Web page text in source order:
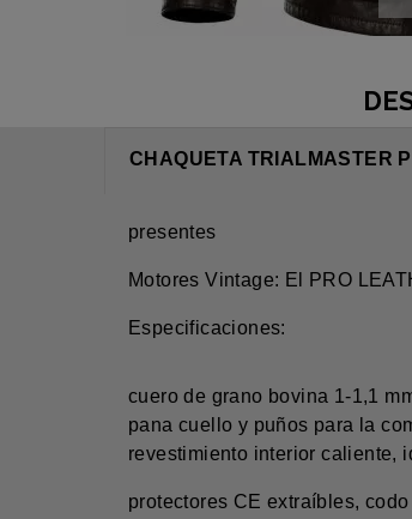
CHAQUETA TRIALMASTER
presentes
Motores Vintage: El PRO
Especificaciones:
cuero de grano bovina 1-1,1
pana cuello y puños para la
revestimiento interior caliente,
protectores CE extraíbles,